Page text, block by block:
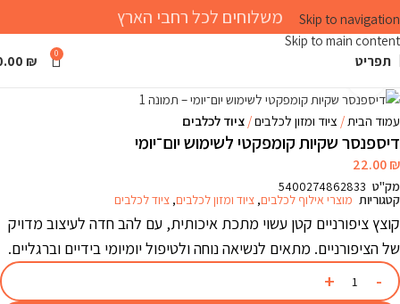
Skip to navigation
Skip to main content
משלוחים לכל רחבי הארץ
תפריט 0
₪
עמוד הבית ציוד ומזון לכלבים ציוד לכלבים
דיספנסר שקיות קומפקטי לשימוש יום־יומי
22.00₪
מק"ט 5400274862833
קטגוריות מוצרי אילוף לכלבים, ציוד ומזון לכלבים, ציוד לכלבים
קוצץ ציפורניים קטן עשוי מתכת איכותית, עם להב חדה לעיצוב מדויק
של הציפורניים. מתאים לנשיאה נוחה ולטיפול יומיומי בידיים וברגליים.